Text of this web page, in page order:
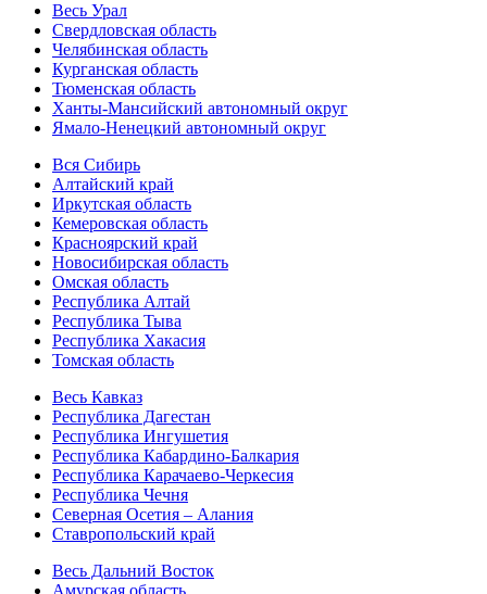
Весь Урал
Свердловская область
Челябинская область
Курганская область
Тюменская область
Ханты-Мансийский автономный округ
Ямало-Ненецкий автономный округ
Вся Сибирь
Алтайский край
Иркутская область
Кемеровская область
Красноярский край
Новосибирская область
Омская область
Республика Алтай
Республика Тыва
Республика Хакасия
Томская область
Весь Кавказ
Республика Дагестан
Республика Ингушетия
Республика Кабардино-Балкария
Республика Карачаево-Черкесия
Республика Чечня
Северная Осетия – Алания
Ставропольский край
Весь Дальний Восток
Амурская область